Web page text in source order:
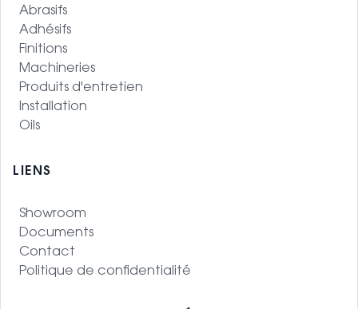
Abrasifs
Adhésifs
Finitions
Machineries
Produits d'entretien
Installation
Oils
LIENS
Showroom
Documents
Contact
Politique de confidentialité